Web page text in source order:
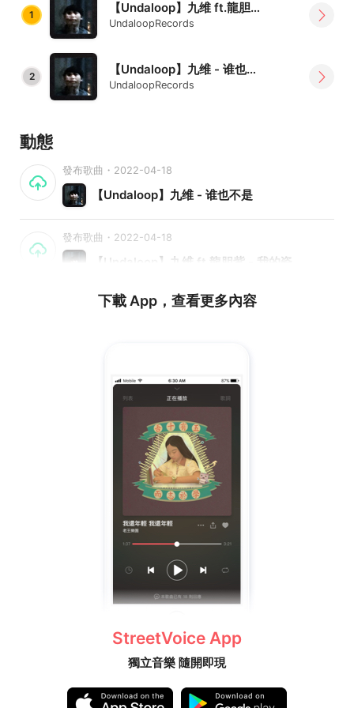
1 【Undaloop】九维 ft.龍胆紫 - 我的瓷
UndaloopRecords
2 【Undaloop】九维 - 谁也不是
UndaloopRecords
動態
發布歌曲・2022-04-18
【Undaloop】九维 - 谁也不是
發布歌曲・2022-04-18
【Undaloop】九维 ft.龍胆紫 - 我的瓷
下載 App，查看更多內容
StreetVoice App
獨立音樂 隨開即現